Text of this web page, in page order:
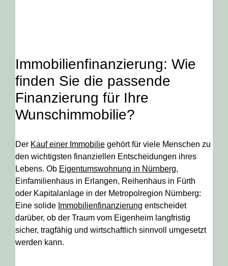
Immobilienfinanzierung: Wie
finden Sie die passende
Finanzierung für Ihre
Wunschimmobilie?
Der Kauf einer Immobilie gehört für viele Menschen zu
den wichtigsten finanziellen Entscheidungen ihres
Lebens. Ob Eigentumswohnung in Nürnberg,
Einfamilienhaus in Erlangen, Reihenhaus in Fürth
oder Kapitalanlage in der Metropolregion Nürnberg:
Eine solide Immobilienfinanzierung entscheidet
darüber, ob der Traum vom Eigenheim langfristig
sicher, tragfähig und wirtschaftlich sinnvoll umgesetzt
werden kann.